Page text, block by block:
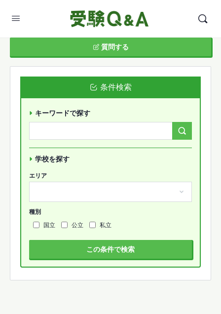
質問する
条件検索
キーワードで探す
学校を探す
エリア
種別
国立
公立 私立
この条件で検索